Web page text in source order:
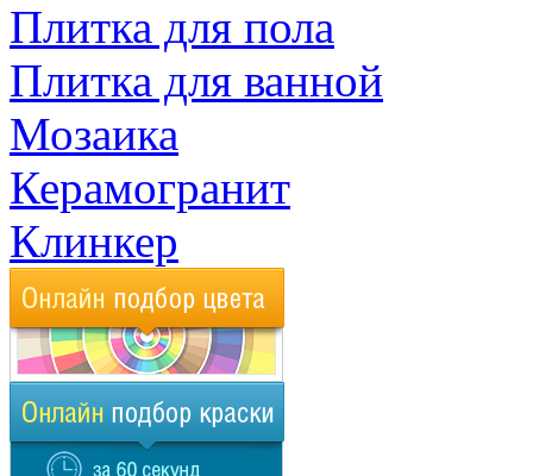
Плитка для пола
Плитка для ванной
Мозаика
Керамогранит
Клинкер